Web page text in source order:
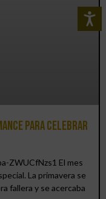
para celebrar
ZWUCfNzs1 El mes
La primavera se
fallera y se acercaba